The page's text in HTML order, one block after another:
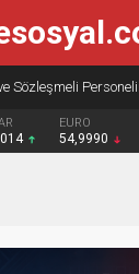
EURO
54,9990